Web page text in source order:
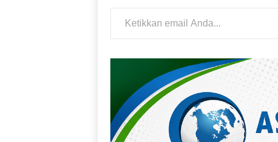
Ketikkan email Anda...